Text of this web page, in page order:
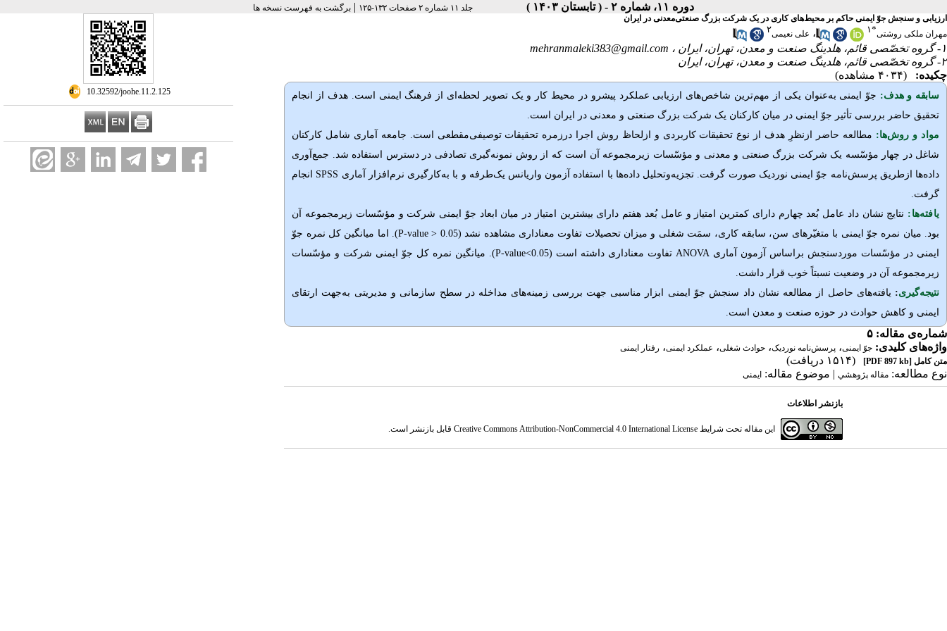
دوره ۱۱، شماره ۲ - ( تابستان ۱۴۰۳ ) جلد ۱۱ شماره ۲ صفحات ۱۳۲-۱۲۵ | برگشت به فهرست نسخه ها
‎ 10.32592/joohe.11.2.125
ارزیابی و سنجش جوّ ایمنی حاکم بر محیط‌های کاری در یک شرکت بزرگ صنعتی‌معدنی در ایران
مهران ملکی روشتی*۱ ، علی نعیمی۲
۱- گروه تخصّصی قائم، هلدینگ صنعت و معدن، تهران، ایران ،
mehranmaleki383@gmail.com
۲- گروه تخصّصی قائم، هلدینگ صنعت و معدن، تهران، ایران
چکیده:
(۴۰۳۴ مشاهده)
سابقه و هدف: جوّ ایمنی به‌عنوان یکی از مهم‌ترین شاخصهای ارزیابی عملکرد پیشرو در محیط کار و یک تصویر لحظه‌ای از فرهنگ ایمنی است. هدف از انجام
تحقیق حاضر بررسی تأثیر جوّ ایمنی در میان کارکنان یک شرکت بزرگ صنعتی و معدنی در ایران است.
مواد و روش‌‌ها: مطالعه حاضر ازنظرِ هدف از نوع تحقیقات کاربردی و ازلحاظ روش اجرا درزمره تحقیقات توصیفی‌مقطعی است. جامعه آماری شامل کارکنان
شاغل در چهار مؤسّسه یک شرکت بزرگ صنعتی و معدنی و مؤسّسات زیرمجموعه آن است که از روش نمونه‌گیری تصادفی در دسترس استفاده شد. جمع‌آوری
داده‌ها ازطریق پرسش‌نامه جوّ ایمنی نوردیک صورت گرفت. تجزیه‌وتحلیل داده‌ها با استفاده آزمون واریانس یک‌طرفه و با به‌کارگیری نرم‌افزار آماری SPSS انجام
گرفت.
یافته‌ها: نتایج نشان داد عاملبُعد چهارم دارای کمترین امتیاز و عاملبُعد هفتم دارای بیشترین امتیاز در میان ابعاد جوّ ایمنی شرکت و مؤسّسات زیرمجموعه آن
بود. میان نمره جوّ ایمنی با متغیّرهای سن، سابقه کاری، سمَت شغلی و میزان تحصیلات تفاوت معناداری مشاهده نشد (0.05 <
P-value). اما میانگین کل نمره جوّ
ایمنی در مؤسّسات موردسنجش براساس آزمون آماری ANOVA تفاوت معناداری داشته است (P-value<0.05). میانگین نمره کل جوّ ایمنی شرکت و مؤسّسات
زیرمجموعه آن در وضعیت نسبتاً خوب قرار داشت.
نتیجه‌گیری: یافته‌های حاصل از مطالعه نشان داد سنجش جوّ ایمنی ابزار مناسبی جهت بررسی زمینههای مداخله در سطح سازمانی و مدیریتی به‌جهت ارتقای
ایمنی و کاهش حوادث در حوزه صنعت و معدن است.
شماره‌ی مقاله: ۵
واژه‌های کلیدی: جوّ ایمنی، پرسش‌نامه نوردیک، حوادث شغلی، عملکرد ایمنی، رفتار ایمنی
متن کامل [PDF 897 kb]
(۱۵۱۴ دریافت)
نوع مطالعه: مقاله پژوهشي | موضوع مقاله: ایمنی
بازنشر اطلاعات
این مقاله تحت شرایط Creative Commons Attribution-NonCommercial 4.0 International Licenseقابل بازنشر است.